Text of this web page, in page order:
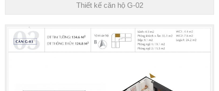
Thiết kế căn hộ G-02